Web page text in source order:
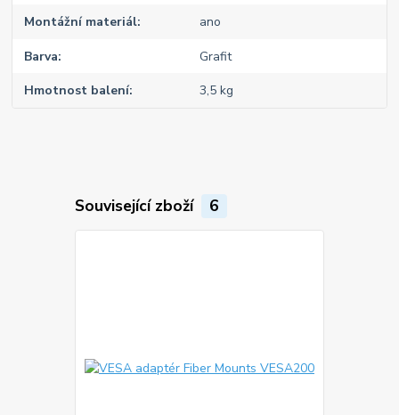
Montážní materiál ano
Barva Grafit
Hmotnost balení 3,5 kg
Související zboží 6